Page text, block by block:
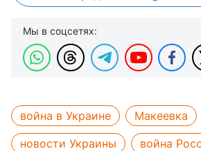
Мы в соцсетях:
война в Украине
Макеевка
новости Украины
война